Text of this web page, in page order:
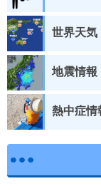
世界天気
地震情報
熱中症情